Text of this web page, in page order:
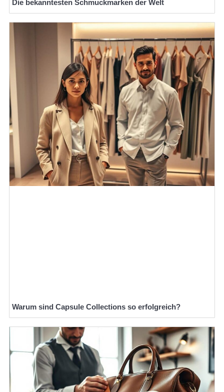
Die bekanntesten Schmuckmarken der Welt
Warum sind Capsule Collections so erfolgreich?